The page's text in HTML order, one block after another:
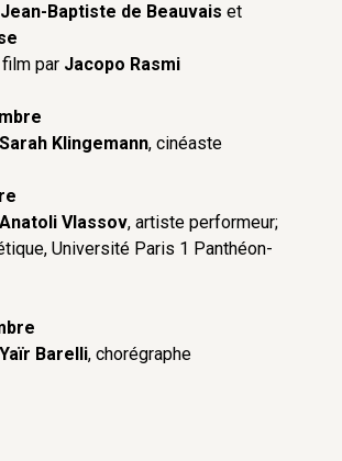
Jean-Baptiste de Beauvais et
par Jacopo Rasmi
Sarah Klingemann, cinéaste
Anatoli Vlassov, artiste performeur;
Université Paris 1 Panthéon-
Yaïr Barelli, chorégraphe